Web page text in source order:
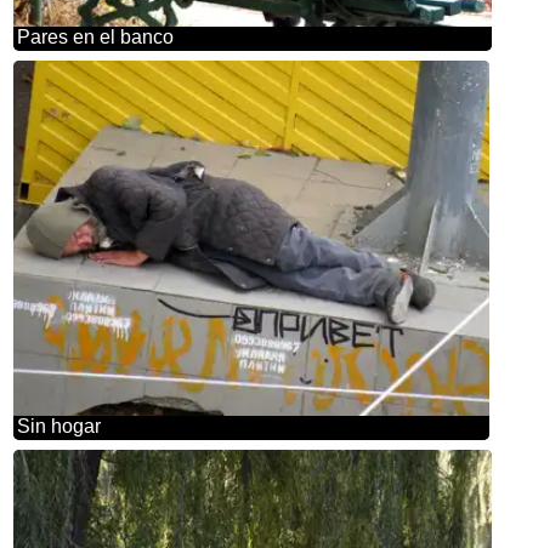
Pares en el banco
Sin hogar